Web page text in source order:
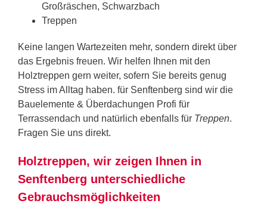
Großräschen, Schwarzbach
Treppen
Keine langen Wartezeiten mehr, sondern direkt über
das Ergebnis freuen. Wir helfen Ihnen mit den
Holztreppen gern weiter, sofern Sie bereits genug
Stress im Alltag haben. für Senftenberg sind wir die
Bauelemente & Überdachungen Profi für
Terrassendach und natürlich ebenfalls für Treppen.
Fragen Sie uns direkt.
Holztreppen, wir zeigen Ihnen in
Senftenberg unterschiedliche
Gebrauchsmöglichkeiten